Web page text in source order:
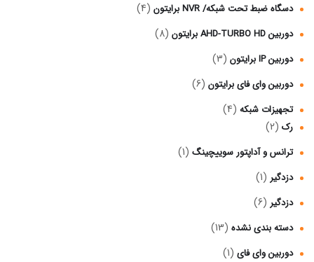
دسگاه ضبط تحت شبکه/ NVR برایتون (4)
دوربین AHD-TURBO HD برایتون (8)
دوربین IP برایتون (3)
دوربین وای فای برایتون (6)
تجهیزات شبکه (4)
رک (2)
ترانس و آداپتور سوییچینگ (1)
دزدگیر (1)
دزدگیر (6)
دسته بندی نشده (13)
دوربین وای فای (1)